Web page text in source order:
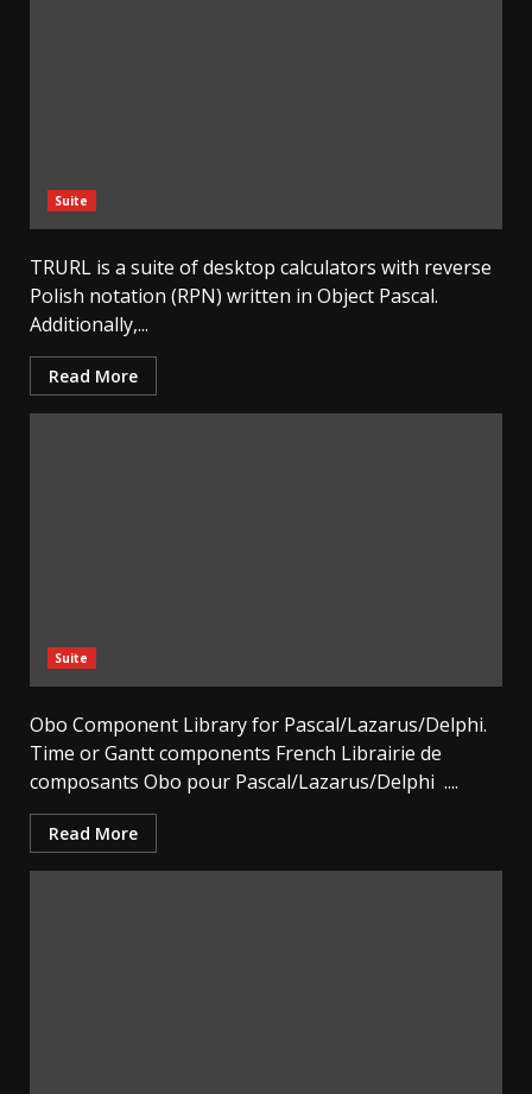
Suite
TRURL is a suite of desktop calculators with reverse
Polish notation (RPN) written in Object Pascal.
Additionally,...
Read More
Suite
Obo Component Library for Pascal/Lazarus/Delphi.
Time or Gantt components French Librairie de
composants Obo pour Pascal/Lazarus/Delphi ....
Read More